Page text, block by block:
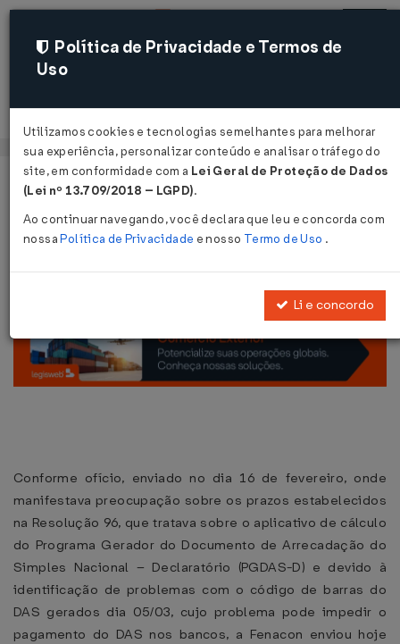
Acessar
Página Inicial Notícias Problemas no PGDAS-D...
Problemas no PGDAS-D
7 mar 2012 - Simples Nacional
Conforme ofício, enviado no dia 16 de fevereiro, onde
manifestava preocupação sobre os prazos estabelecidos
na Resolução 96, que tratava sobre o aplicativo de cálculo
do Programa Gerador do Documento de Arrecadação do
Simples Nacional – Declaratório (PGDAS-D) e devido à
identificação de problemas com o código de barras do
DAS gerados dia 05/03, cujo problema pode impedir o
pagamento do DAS nos bancos, a Fenacon enviou hoje
Política de Privacidade e Termos de
Uso
Utilizamos cookies e tecnologias semelhantes para melhorar
sua experiência, personalizar conteúdo e analisar o tráfego do
site, em conformidade com a Lei Geral de Proteção de Dados
(Lei nº 13.709/2018 – LGPD).
Ao continuar navegando, você declara que leu e concorda com
nossaPolítica de Privacidade e nosso Termo de Uso .
Li e concordo